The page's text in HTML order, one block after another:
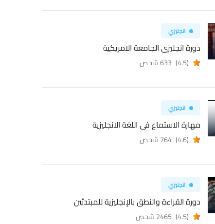
انجليزي
دورة انجليزى الجامعة الامريكية
(4.5) 633 شخص
انجليزي
مهارة الاستماع فى اللغة الانجليزية
(4.6) 764 شخص
انجليزي
دورة القراءة والنطق بالإنجليزية للمبتدئين
(4.5) 2465 شخص